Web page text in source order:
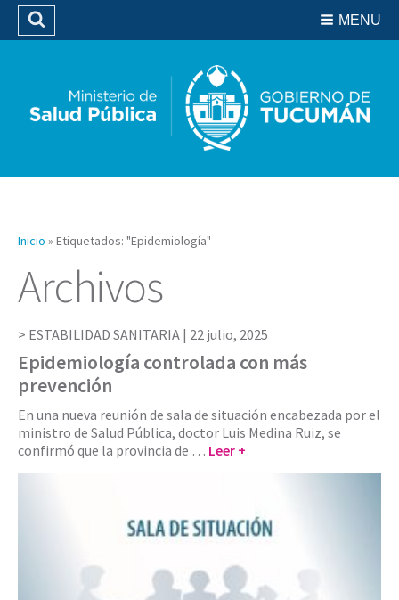
Biblioteca
MENU
Buscar
Inicio » Etiquetados: "Epidemiología"
Archivos
ESTABILIDAD SANITARIA | 22 julio, 2025
Epidemiología controlada con más
prevención
En una nueva reunión de sala de situación encabezada por el
ministro de Salud Pública, doctor Luis Medina Ruiz, se
confirmó que la provincia de … Leer +